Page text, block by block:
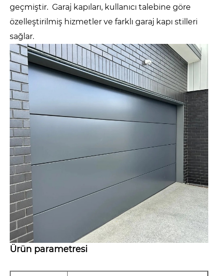
geçmiştir. Garaj kapıları, kullanıcı talebine göre
özelleştirilmiş hizmetler ve farklı garaj kapı stilleri
sağlar.
Ürün parametresi